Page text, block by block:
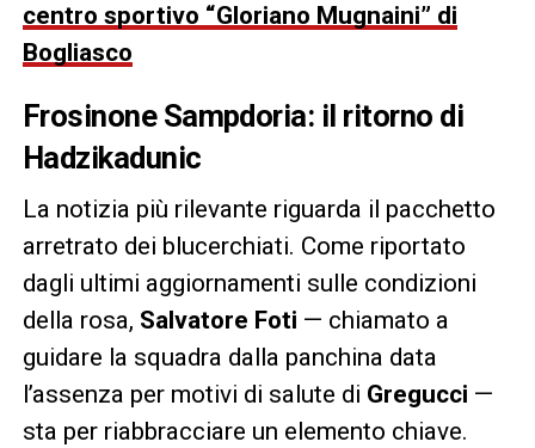
centro sportivo “Gloriano Mugnaini” di
Bogliasco
Frosinone Sampdoria: il ritorno di
Hadzikadunic
La notizia più rilevante riguarda il pacchetto
arretrato dei blucerchiati. Come riportato
dagli ultimi aggiornamenti sulle condizioni
della rosa, Salvatore Foti — chiamato a
guidare la squadra dalla panchina data
l’assenza per motivi di salute di Gregucci —
sta per riabbracciare un elemento chiave.